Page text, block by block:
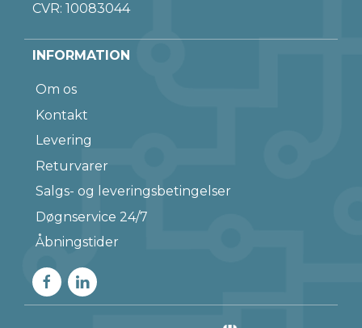
CVR: 10083044
INFORMATION
Om os
Kontakt
Levering
Returvarer
Salgs- og leveringsbetingelser
Døgnservice 24/7
Åbningstider